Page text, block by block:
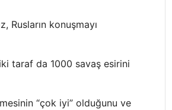
Rusların konuşmayı
taraf da 1000 savaş esirini
“çok iyi” olduğunu ve